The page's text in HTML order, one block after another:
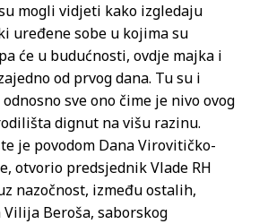
mogli vidjeti kako izgledaju
uređene sobe u kojima su
će u budućnosti, ovdje majka i
od prvog dana. Tu su i
sve ono čime je nivo ovog
dignut na višu razinu.
je povodom Dana Virovitičko-
otvorio predsjednik Vlade RH
nazočnost, između ostalih,
Beroša, saborskog